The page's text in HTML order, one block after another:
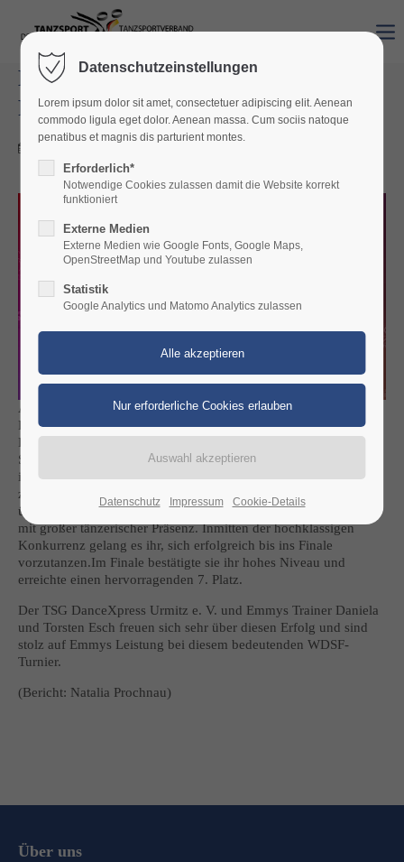
Emmy Prochnau im World-Cup-
Finale
Am 30. November startete Emmy Prochnau vom TSG
DanceXpress Urmitz e. V. beim WDSF World Cup Solo Latin
Female Adult im Rahmen des Sarajevo Dance Festivals in
Sarajevo, Bosnien und Herzegowina. In einem starken
internationalen Teilnehmerfeld mit Tänzerinnen aus 21 Nationen
zeigte sie eine beeindruckende Leistung.Emmy präsentierte sich
über alle Runden hinweg technisch sauber, ausdrucksstark und
mit großer tänzerischer Präsenz. Inmitten der hochklassigen
Konkurrenz gelang es ihr, sich erfolgreich bis ins Finale
vorzutanzen.Im Finale bestätigte sie ihr hohes Niveau und
erreichte einen hervorragenden 7. Platz.
Der TSG DanceXpress Urmitz e. V. und Emmys Trainer Daniela
und Torsten Esch freuen sich sehr über diesen Erfolg und sind
stolz auf Emmys Leistung bei diesem bedeutenden WDSF-
Turnier.
(Bericht: Natalia Prochnau)
Über uns
Datenschutzeinstellungen
Lorem ipsum dolor sit amet, consectetuer adipiscing elit. Aenean
commodo ligula eget dolor. Aenean massa. Cum sociis natoque
penatibus et magnis dis parturient montes.
Erforderlich*
Notwendige Cookies zulassen damit die Website korrekt
funktioniert
Externe Medien
Externe Medien wie Google Fonts, Google Maps,
OpenStreetMap und Youtube zulassen
Statistik
Google Analytics und Matomo Analytics zulassen
Datenschutz Impressum Cookie-Details